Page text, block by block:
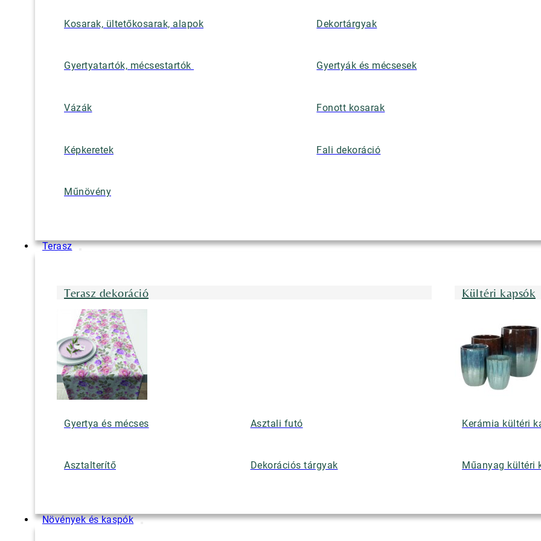
Kosarak, ültetőkosarak, alapok Dekortárgyak
Gyertyatartók, mécsestartók Gyertyák és mécsesek
Vázák Fonott kosarak
Képkeretek Fali dekoráció
Műnövény
Terasz
Terasz dekoráció
Gyertya és mécses Asztali futó
Asztalterítő Dekorációs tárgyak
Kültéri kapsók
Kerámia kültéri
Műanyag kültéri
Növények és kaspók